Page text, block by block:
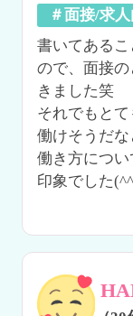
＃面接/求
書いてある
ので、面接
きました笑
それでもと
働けそうだな
働き方につ
印象でした